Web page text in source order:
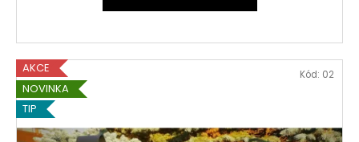
AKCE
NOVINKA
TIP
Kód: 02